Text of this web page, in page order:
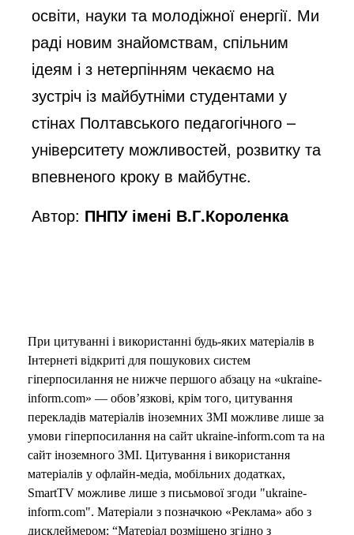
освіти, науки та молодіжної енергії. Ми
раді новим знайомствам, спільним
ідеям і з нетерпінням чекаємо на
зустріч із майбутніми студентами у
стінах Полтавського педагогічного –
університету можливостей, розвитку та
впевненого кроку в майбутнє.
Автор: ПНПУ імені В.Г.Короленка
При цитуванні і використанні будь-яких матеріалів в
Інтернеті відкриті для пошукових систем
гіперпосилання не нижче першого абзацу на «ukraine-
inform.com» — обов’язкові, крім того, цитування
перекладів матеріалів іноземних ЗМІ можливе лише за
умови гіперпосилання на сайт ukraine-inform.com та на
сайт іноземного ЗМІ. Цитування і використання
матеріалів у офлайн-медіа, мобільних додатках,
SmartTV можливе лише з письмової згоди "ukraine-
inform.com". Матеріали з позначкою «Реклама» або з
дисклеймером: “Матеріал розміщено згідно з